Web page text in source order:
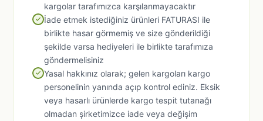
kargolar tarafımızca karşılanmayacaktır
İade etmek istediğiniz ürünleri FATURASI ile
birlikte hasar görmemiş ve size gönderildiği
şekilde varsa hediyeleri ile birlikte tarafımıza
göndermelisiniz
Yasal hakkınız olarak; gelen kargoları kargo
personelinin yanında açıp kontrol ediniz. Eksik
veya hasarlı ürünlerde kargo tespit tutanağı
olmadan şirketimizce iade veya değişim